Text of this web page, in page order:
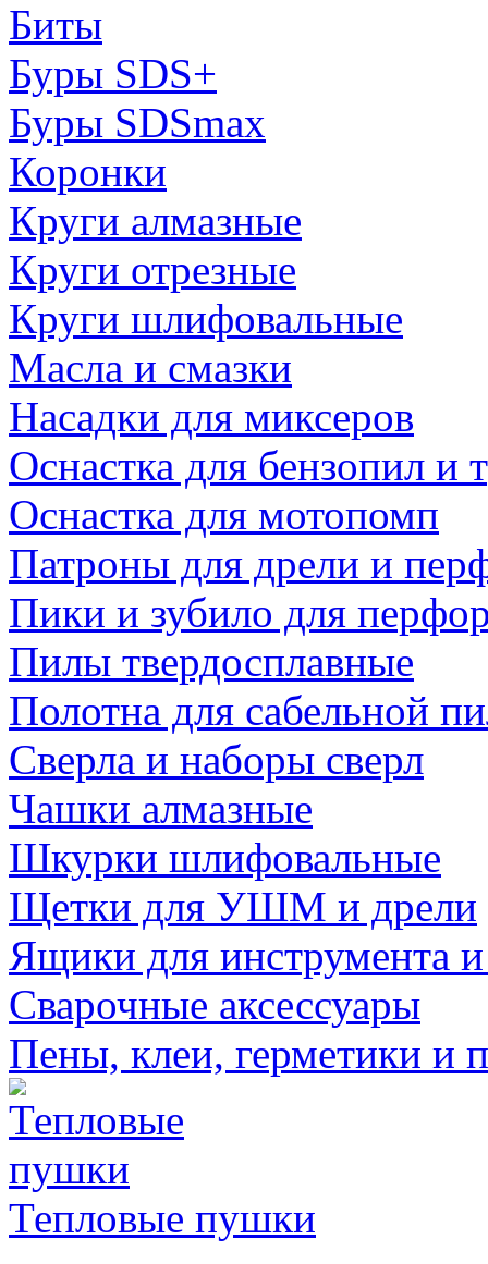
Биты
Буры SDS+
Буры SDSmax
Коронки
Круги алмазные
Круги отрезные
Круги шлифовальные
Масла и смазки
Насадки для миксеров
Оснастка для бензопил и
Оснастка для мотопомп
Патроны для дрели и
Пики и зубило для
Пилы твердосплавные
Полотна для сабельной
Сверла и наборы сверл
Чашки алмазные
Шкурки шлифовальные
Щетки для УШМ и дрели
Ящики для инструмента
Сварочные аксессуары
Пены, клеи, герметики и
Тепловые пушки